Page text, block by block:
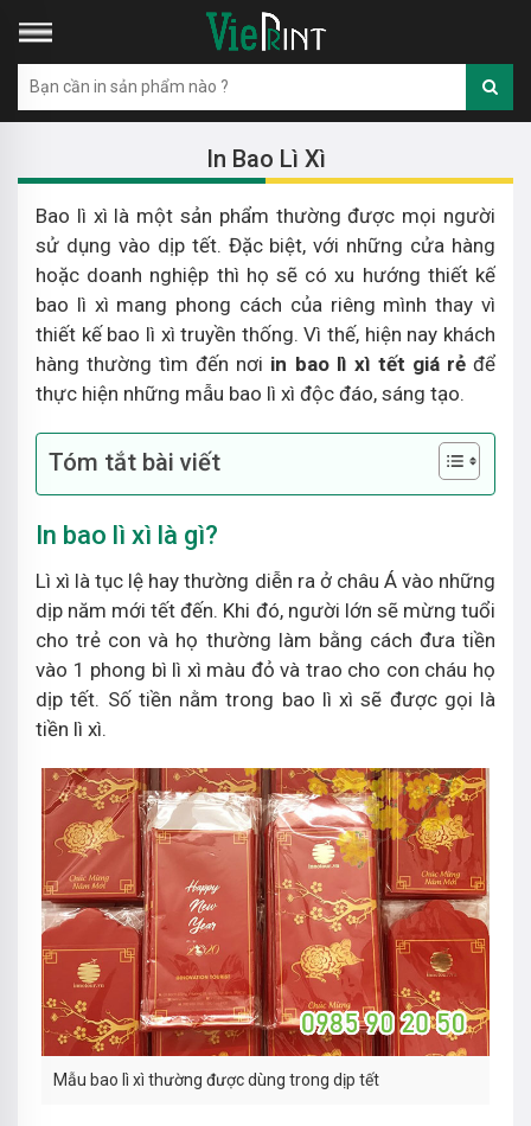
In Bao Lì Xì
Bao lì xì là một sản phẩm thường được mọi người
sử dụng vào dịp tết. Đặc biệt, với những cửa hàng
hoặc doanh nghiệp thì họ sẽ có xu hướng thiết kế
bao lì xì mang phong cách của riêng mình thay vì
thiết kế bao lì xì truyền thống. Vì thế, hiện nay khách
hàng thường tìm đến nơi in bao lì xì tết giá rẻđể
thực hiện những mẫu bao lì xì độc đáo, sáng tạo.
Tóm tắt bài viết
In bao lì xì là gì?
Lì xì là tục lệ hay thường diễn ra ở châu Á vào những
dịp năm mới tết đến. Khi đó, người lớn sẽ mừng tuổi
cho trẻ con và họ thường làm bằng cách đưa tiền
vào 1 phong bì lì xì màu đỏ và trao cho con cháu họ
dịp tết. Số tiền nằm trong bao lì xì sẽ được gọi là
tiền lì xì.
Mẫu bao lì xì thường được dùng trong dịp tết